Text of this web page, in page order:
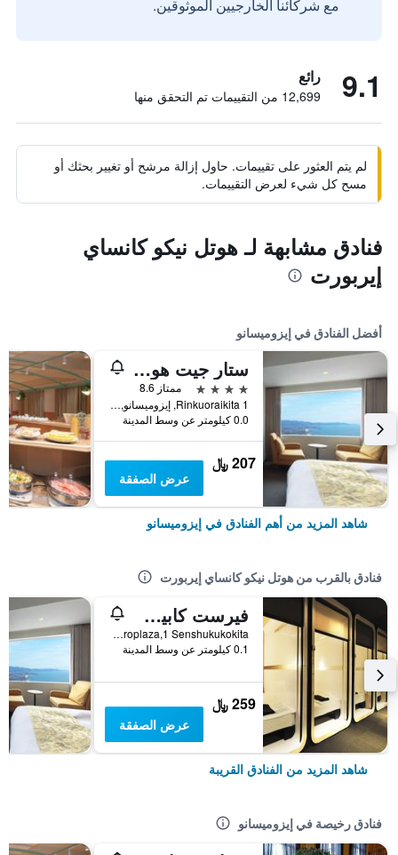
مع شركائنا الخارجيين الموثوقين.
9.1 رائع
12,699 من التقييمات تم التحقق منها
لم يتم العثور على تقييمات. حاول إزالة مرشح أو تغيير بحثك أو
مسح كل شيء لعرض التقييمات.
فنادق مشابهة لـ هوتل نيكو كانساي
إيربورت
أفضل الفنادق في إيزوميسانو
ستار جيت هوتل كانساي إيربورت
4 نجوم
ممتاز 8.6
1 Rinkuoraikita, إيزوميسانو, اليابان
0.0 كيلومتر عن وسط المدينة
207 ﷼
عرض الصفقة
شاهد المزيد من أهم الفنادق في إيزوميسانو
فنادق بالقرب من هوتل نيكو كانساي إيربورت
فيرست كابين كانساي أيربورت
3F Aeroplaza,1 Senshukukokita, إيزوميسانو, اليابان
0.1 كيلومتر عن وسط المدينة
259 ﷼
عرض الصفقة
شاهد المزيد من الفنادق القريبة
فنادق رخيصة في إيزوميسانو